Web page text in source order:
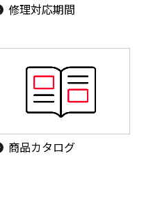
修理対応期間
商品カタログ